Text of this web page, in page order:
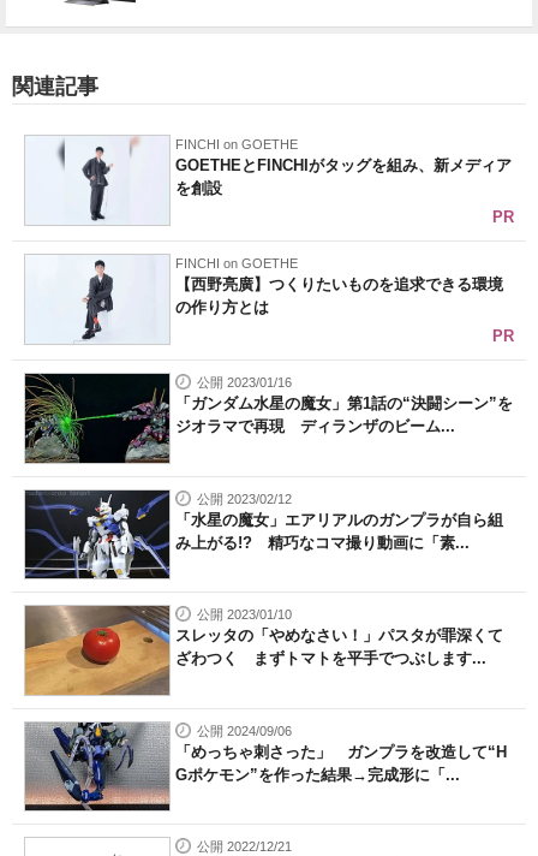
関連記事
FINCHI on GOETHE
GOETHEとFINCHIがタッグを組み、新メディア
を創設
PR
FINCHI on GOETHE
【西野亮廣】つくりたいものを追求できる環境
の作り方とは
PR
公開 2023/01/16
「ガンダム水星の魔女」第1話の“決闘シーン”を
ジオラマで再現 ディランザのビーム...
公開 2023/02/12
「水星の魔女」エアリアルのガンプラが自ら組
み上がる!? 精巧なコマ撮り動画に「素...
公開 2023/01/10
スレッタの「やめなさい！」パスタが罪深くて
ざわつく まずトマトを平手でつぶします...
公開 2024/09/06
「めっちゃ刺さった」 ガンプラを改造して“H
Gポケモン”を作った結果→完成形に「...
公開 2022/12/21